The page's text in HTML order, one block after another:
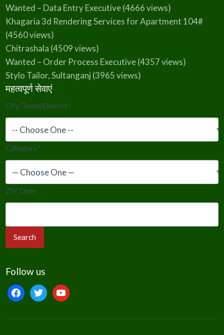
Wanted – Data Entry Executive(4666 views)
Khagaria 3d Rendering Services for Apartment 104#
(4560 views)
Chitrashala (4509 views)
Wanted – Order Process Executive(4357 views)
Stylo Tailor, Sultanganj (3965 views)
महत्वपूर्ण सेवाएं
City/Town/District*
Category*
ZIP Code
Follow us
facebooktwitteryoutube